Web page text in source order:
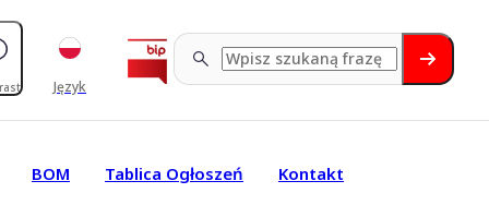
Język
BOM Tablica Ogłoszeń Kontakt